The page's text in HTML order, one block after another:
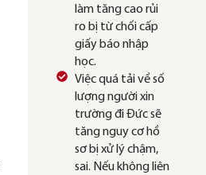
làm tăng cao rủi
ro bị từ chối cấp
giấy báo nhập
học.
Việc quá tải về số
lượng người xin
trường đi Đức sẽ
tăng nguy cơ hồ
sơ bị xử lý chậm,
sai. Nếu không liên